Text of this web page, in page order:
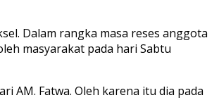
Dalam rangka masa reses anggota
masyarakat pada hari Sabtu
AM. Fatwa. Oleh karena itu dia pada